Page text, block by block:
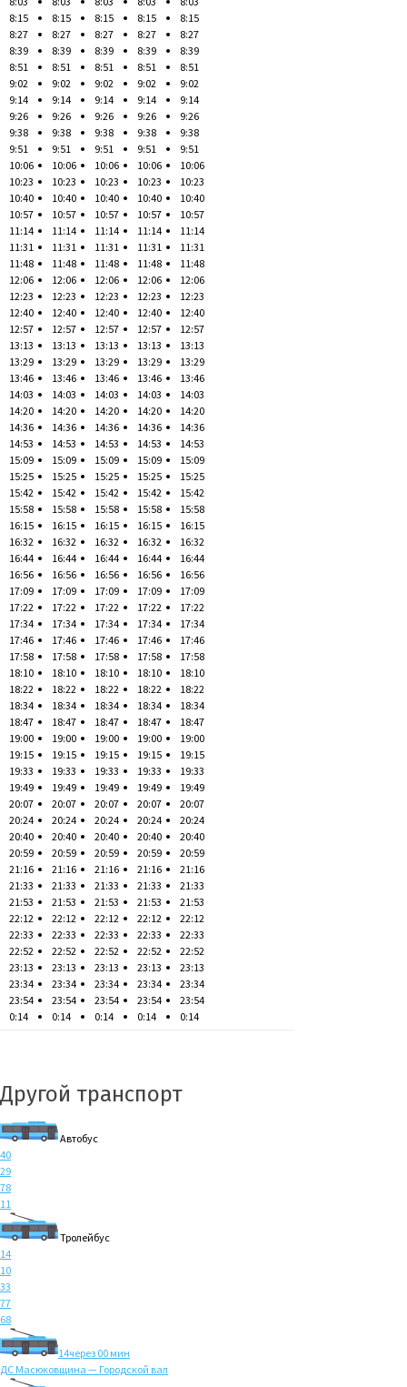
8:15
8:27
8:39
8:51
9:02
9:14
9:26
9:38
9:51
10:06
10:23
10:40
10:57
11:14
11:31
11:48
12:06
12:23
12:40
12:57
13:13
13:29
13:46
14:03
14:20
14:36
14:53
15:09
15:25
15:42
15:58
16:15
16:32
16:44
16:56
17:09
17:22
17:34
17:46
17:58
18:10
18:22
18:34
18:47
19:00
19:15
19:33
19:49
20:07
20:24
20:40
20:59
21:16
21:33
21:53
22:12
22:33
22:52
23:13
23:34
23:54
0:14
8:15
8:27
8:39
8:51
9:02
9:14
9:26
9:38
9:51
10:06
10:23
10:40
10:57
11:14
11:31
11:48
12:06
12:23
12:40
12:57
13:13
13:29
13:46
14:03
14:20
14:36
14:53
15:09
15:25
15:42
15:58
16:15
16:32
16:44
16:56
17:09
17:22
17:34
17:46
17:58
18:10
18:22
18:34
18:47
19:00
19:15
19:33
19:49
20:07
20:24
20:40
20:59
21:16
21:33
21:53
22:12
22:33
22:52
23:13
23:34
23:54
0:14
8:15
8:27
8:39
8:51
9:02
9:14
9:26
9:38
9:51
10:06
10:23
10:40
10:57
11:14
11:31
11:48
12:06
12:23
12:40
12:57
13:13
13:29
13:46
14:03
14:20
14:36
14:53
15:09
15:25
15:42
15:58
16:15
16:32
16:44
16:56
17:09
17:22
17:34
17:46
17:58
18:10
18:22
18:34
18:47
19:00
19:15
19:33
19:49
20:07
20:24
20:40
20:59
21:16
21:33
21:53
22:12
22:33
22:52
23:13
23:34
23:54
0:14
8:15
8:27
8:39
8:51
9:02
9:14
9:26
9:38
9:51
10:06
10:23
10:40
10:57
11:14
11:31
11:48
12:06
12:23
12:40
12:57
13:13
13:29
13:46
14:03
14:20
14:36
14:53
15:09
15:25
15:42
15:58
16:15
16:32
16:44
16:56
17:09
17:22
17:34
17:46
17:58
18:10
18:22
18:34
18:47
19:00
19:15
19:33
19:49
20:07
20:24
20:40
20:59
21:16
21:33
21:53
22:12
22:33
22:52
23:13
23:34
23:54
0:14
8:15
8:27
8:39
8:51
9:02
9:14
9:26
9:38
9:51
10:06
10:23
10:40
10:57
11:14
11:31
11:48
12:06
12:23
12:40
12:57
13:13
13:29
13:46
14:03
14:20
14:36
14:53
15:09
15:25
15:42
15:58
16:15
16:32
16:44
16:56
17:09
17:22
17:34
17:46
17:58
18:10
18:22
18:34
18:47
19:00
19:15
19:33
19:49
20:07
20:24
20:40
20:59
21:16
21:33
21:53
22:12
22:33
22:52
23:13
23:34
23:54
0:14
Другой транспорт
Автобус
40
29
78
11
Тролейбус
14
10
33
77
68
14через 00 мин
ДС Масюковщина — Городской вал